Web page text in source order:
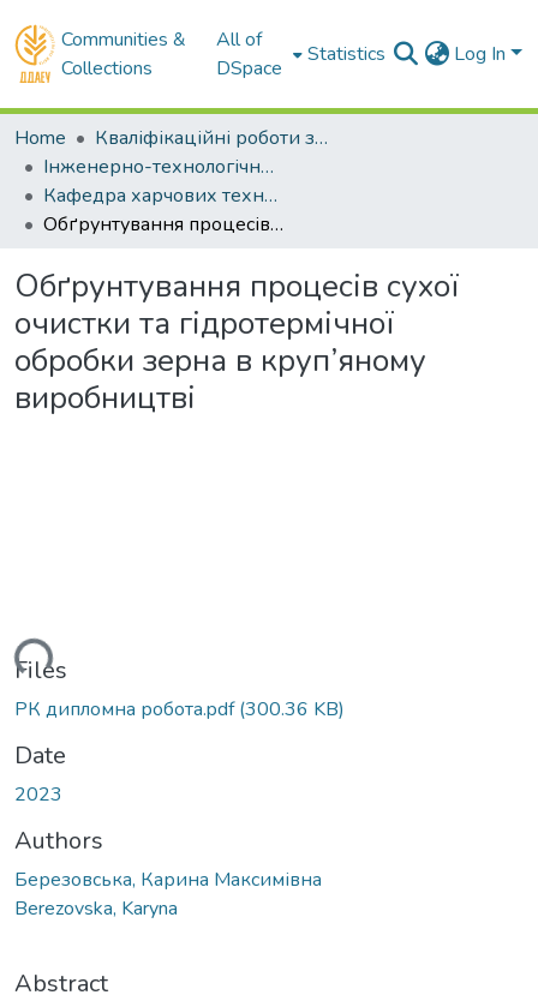
Communities &
Collections
All of
DSpace
Statistics Log In
Home
Кваліфікаційні роботи здобувачів вищої освіти
Інженерно-технологічний факультет
Кафедра харчових технологій. Магістри
Обґрунтування процесів сухої очистки та гідротермічної обробки зерна в круп’яному виробництві
Обґрунтування процесів сухої
очистки та гідротермічної
обробки зерна в круп’яному
виробництві
Files
РК дипломна робота.pdf(300.36 KB)
Date
2023
Authors
Березовська, Карина Максимівна
Berezovska, Karyna
Abstract